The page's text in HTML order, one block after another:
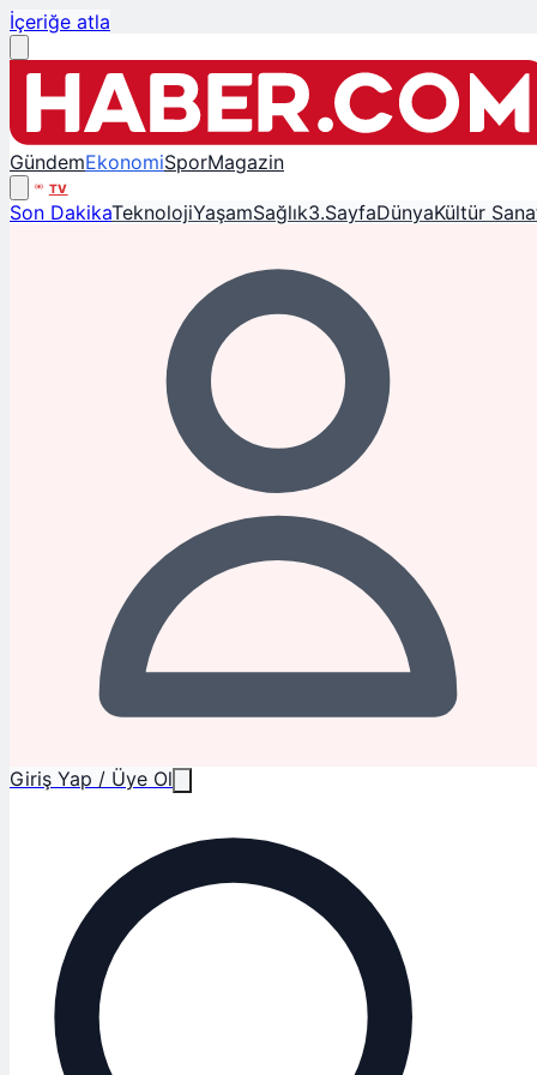
İçeriğe atla
GündemEkonomiSporMagazin
TV
Son DakikaTeknolojiYaşamSağlık3.SayfaDünyaKültür
Giriş Yap / Üye Ol